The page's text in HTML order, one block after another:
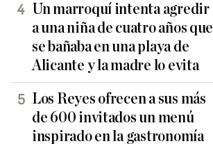
Un marroquí intenta agredir
a una niña de cuatro años que
se bañaba en una playa de
Alicante y la madre lo evita
Los Reyes ofrecen a sus más
de 600 invitados un menú
inspirado en la gastronomía